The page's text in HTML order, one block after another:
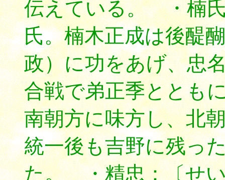
伝えている。 ・楠
氏。楠木正成は後醍
政）に功をあげ、忠
合戦で弟正季ととも
南朝方に味方し、北
統一後も吉野に残っ
た。 ・精忠：〔せい